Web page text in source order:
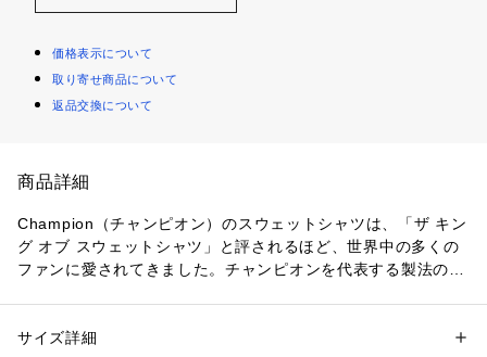
価格表示について
取り寄せ商品について
返品交換について
商品詳細
Champion（チャンピオン）のスウェットシャツは、「ザ キン
グ オブ スウェットシャツ」と評されるほど、世界中の多くの
ファンに愛されてきました。チャンピオンを代表する製法の
使用した「REVERSE WEAVE 11.5oz. Terry Fleece（リバー
性別：レディース
サイズ詳細